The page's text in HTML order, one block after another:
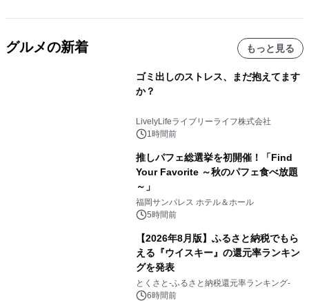
グルメの新着 もっと見る
ゴミ出しのストレス、まだ抱えてます
か？
LivelyLifeライブリーライフ株式会社
1時間前
推しパフェ総選挙を初開催！「Find
Your Favorite ～秋のパフェ食べ放題
～」
福岡サンパレス ホテル＆ホール
5時間前
【2026年8月版】ふるさと納税でもら
える『ウイスキー』の還元率ランキン
グを発表
とくさと-ふるさと納税還元率ランキング-
6時間前